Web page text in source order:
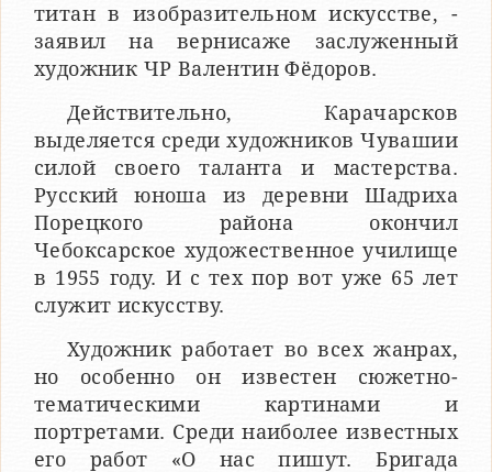
титан в изобразительном искусстве, -
заявил на вернисаже заслуженный
художник ЧР Валентин Фёдоров.
Действительно, Карачарсков
выделяется среди художников Чувашии
силой своего таланта и мастерства.
Русский юноша из деревни Шадриха
Порецкого района окончил
Чебоксарское художественное училище
в 1955 году. И с тех пор вот уже 65 лет
служит искусству.
Художник работает во всех жанрах,
но особенно он известен сюжетно-
тематическими картинами и
портретами. Среди наиболее известных
его работ «О нас пишут. Бригада